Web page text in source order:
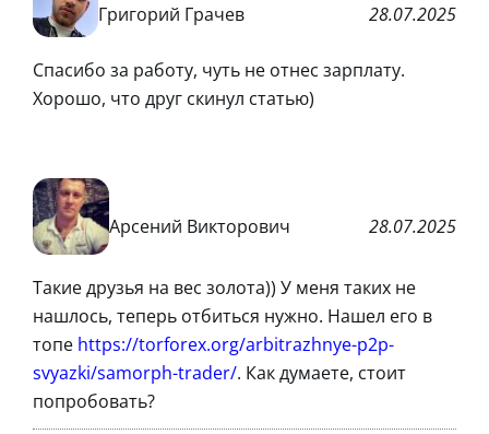
Григорий Грачев 28.07.2025
Спасибо за работу, чуть не отнес зарплату.
Хорошо, что друг скинул статью)
Арсений Викторович 28.07.2025
Такие друзья на вес золота)) У меня таких не
нашлось, теперь отбиться нужно. Нашел его в
топе https://torforex.org/arbitrazhnye-p2p-
svyazki/samorph-trader/. Как думаете, стоит
попробовать?